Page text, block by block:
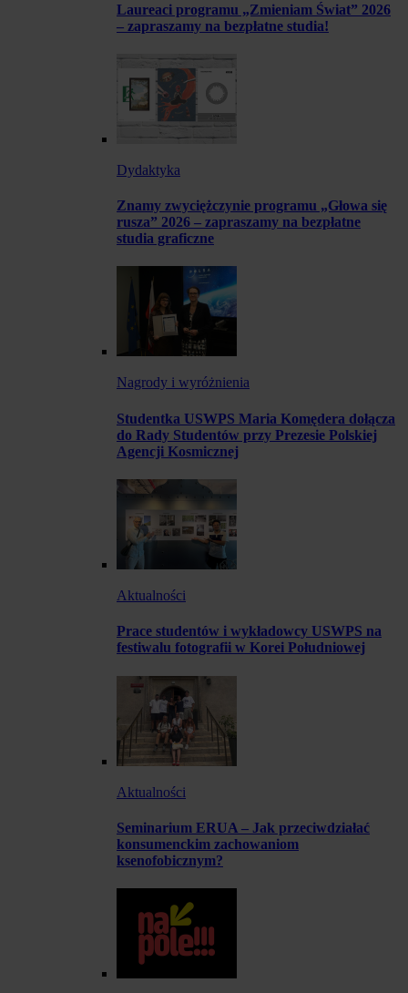
Laureaci programu „Zmieniam Świat” 2026
– zapraszamy na bezpłatne studia!
Dydaktyka
Znamy zwyciężczynie programu „Głowa się
rusza” 2026 – zapraszamy na bezpłatne
studia graficzne
Nagrody i wyróżnienia
Studentka USWPS Maria Komędera dołącza
do Rady Studentów przy Prezesie Polskiej
Agencji Kosmicznej
Aktualności
Prace studentów i wykładowcy USWPS na
festiwalu fotografii w Korei Południowej
Aktualności
Seminarium ERUA – Jak przeciwdziałać
konsumenckim zachowaniom
ksenofobicznym?